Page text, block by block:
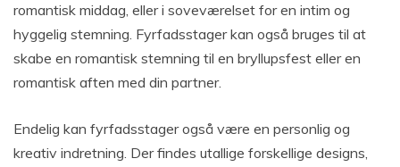
romantisk middag, eller i soveværelset for en intim og
hyggelig stemning. Fyrfadsstager kan også bruges til at
skabe en romantisk stemning til en bryllupsfest eller en
romantisk aften med din partner.
Endelig kan fyrfadsstager også være en personlig og
kreativ indretning. Der findes utallige forskellige designs,